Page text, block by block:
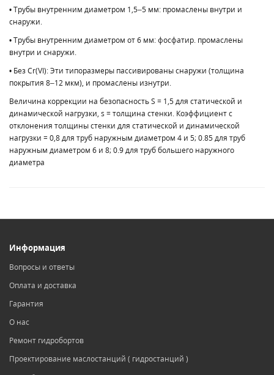
• Трубы внутренним диаметром 1,5–5 мм: промаслены внутри и
снаружи.
• Трубы внутренним диаметром от 6 мм: фосфатир. промаслены
внутри и снаружи.
• Без Cr(VI): Эти типоразмеры пассивированы снаружи (толщина
покрытия 8–12 мкм), и промаслены изнутри.
Величина коррекции на безопасность S = 1,5 для статической и
динамической нагрузки, s = толщина стенки. Коэффициент c
отклонения толщины стенки для статической и динамической
нагрузки = 0,8 для труб наружным диаметром 4 и 5; 0.85 для труб
наружным диаметром 6 и 8; 0.9 для труб большего наружного
диаметра
Информация
Вопросы и ответы
Оплата и доставка
Гарантия
О нас
Ремонт гидробортов
Проектирование маслостанций ( гидростанций )